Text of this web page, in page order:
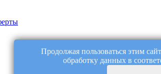
Продолжая пользоваться этим
обработку данных в